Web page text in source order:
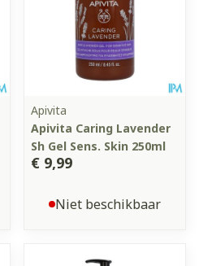
Apivita
Apivita Caring Lavender
Sh Gel Sens. Skin 250ml
€ 9,99
Niet beschikbaar